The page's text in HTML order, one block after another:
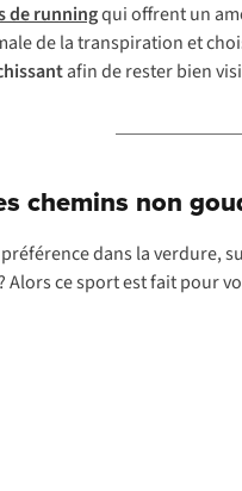
de runningqui offrent un
de la transpiration et
afin de rester bien
chemins non
dans la verdure,
Alors ce sport est fait pour